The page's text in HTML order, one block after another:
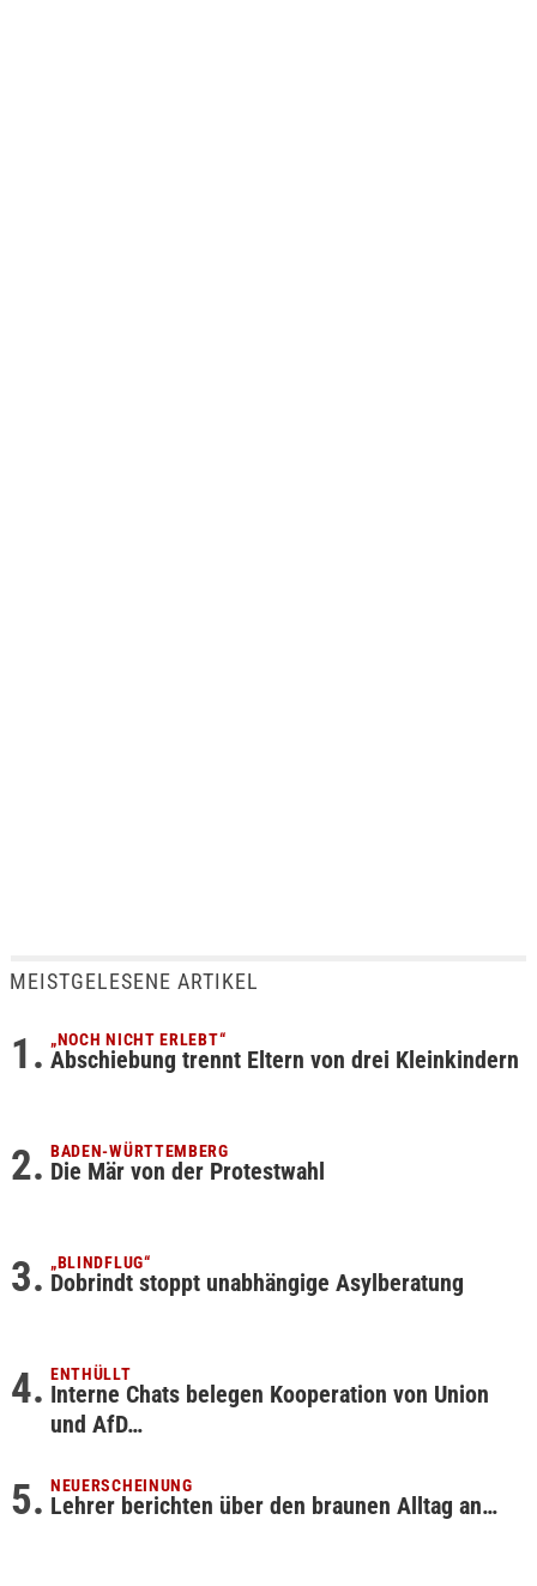
MEISTGELESENE ARTIKEL
„NOCH NICHT ERLEBT“
Abschiebung trennt Eltern von drei Kleinkindern
BADEN-WÜRTTEMBERG
Die Mär von der Protestwahl
„BLINDFLUG“
Dobrindt stoppt unabhängige Asylberatung
ENTHÜLLT
Interne Chats belegen Kooperation von Union
und AfD…
NEUERSCHEINUNG
Lehrer berichten über den braunen Alltag an…